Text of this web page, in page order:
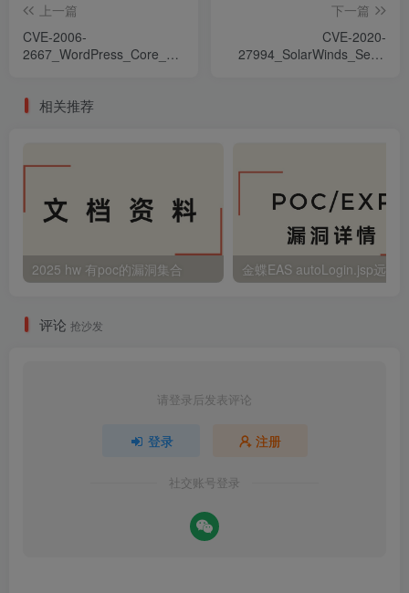
上一篇
CVE-2006-
2667_WordPress_Core_2.0.2_-
下一篇
CVE-2020-
27994_SolarWinds_Serv-
相关推荐
2025 hw 有poc的漏洞集合
评论 抢沙发
请登录后发表评论
登录 注册
社交账号登录